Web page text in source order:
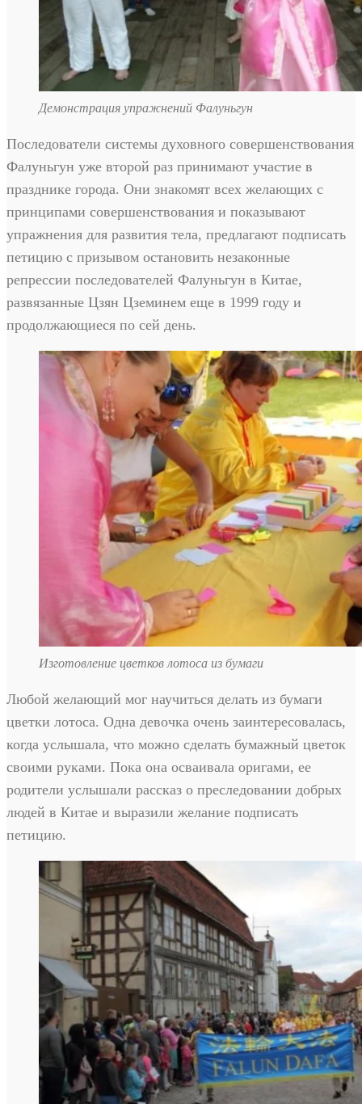
Демонстрация упражнений Фалуньгун
Последователи системы духовного совершенствования
Фалуньгун уже второй раз принимают участие в
празднике города. Они знакомят всех желающих с
принципами совершенствования и показывают
упражнения для развития тела, предлагают подписать
петицию с призывом остановить незаконные
репрессии последователей Фалуньгун в Китае,
развязанные Цзян Цземинем еще в 1999 году и
продолжающиеся по сей день.
Изготовление цветков лотоса из бумаги
Любой желающий мог научиться делать из бумаги
цветки лотоса. Одна девочка очень заинтересовалась,
когда услышала, что можно сделать бумажный цветок
своими руками. Пока она осваивала оригами, ее
родители услышали рассказ о преследовании добрых
людей в Китае и выразили желание подписать
петицию.